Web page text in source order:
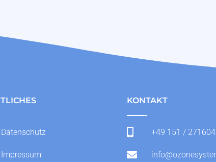
Datenschutz
Impressum
KONTAKT
+49 151 /